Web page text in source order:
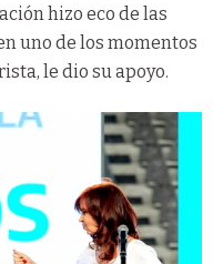
hizo eco de las
uno de los momentos
le dio su apoyo.